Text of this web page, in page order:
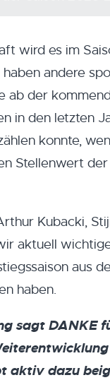
wird es im
andere
ab der
in den letzten
konnte,
Stellenwert
Kubacki,
aktuell
aus
haben.
sagt DANKE
aktiv dazu